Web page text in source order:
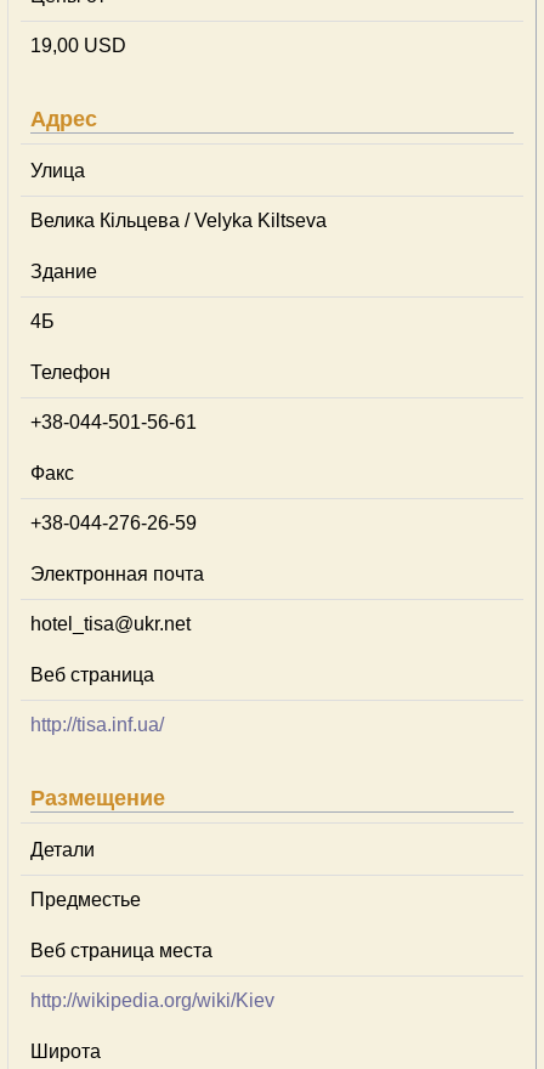
19,00 USD
Адрес
Улица
Велика Кільцева / Velyka Kiltseva
Здание
4Б
Телефон
+38-044-501-56-61
Факс
+38-044-276-26-59
Электронная почта
hotel_tisa@ukr.net
Веб страница
http://tisa.inf.ua/
Размещение
Детали
Предместье
Веб страница места
http://wikipedia.org/wiki/Kiev
Широта